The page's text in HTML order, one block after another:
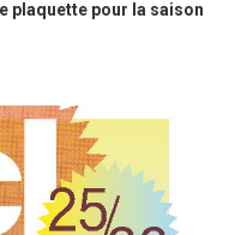
plaquette pour la saison